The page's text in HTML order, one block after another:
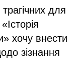
для
хочу внести
зізнання